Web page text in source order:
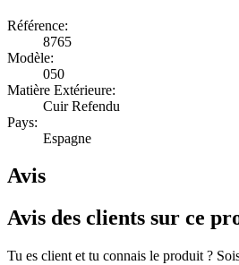
Référence:
8765
Modèle:
050
Matière Extérieure:
Cuir Refendu
Pays:
Espagne
Avis
Avis des clients sur ce
Tu es client et tu connais le produit ?